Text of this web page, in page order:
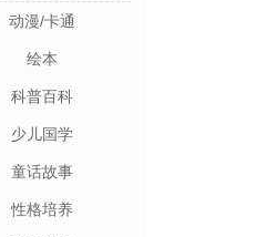
动漫/卡通
绘本
科普百科
少儿国学
童话故事
性格培养